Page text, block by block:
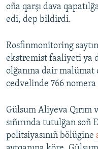
oña qarşı dava
edi, dep bildirdi.
Rosfinmonitoring
ekstremist faaliyeti ya
olğanına dair malümat
cedvelinde 766
Gülsum Aliyeva
sıñırında tutulğan soñ
politsiyasınıñ bölügine